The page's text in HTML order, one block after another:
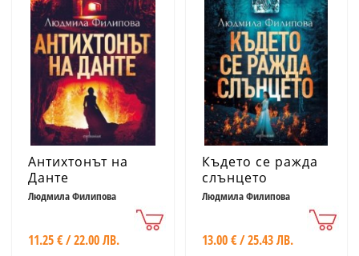
Антихтонът на
Данте
Людмила Филипова
11.25 € / 22.00 ЛВ.
Където се ражда
слънцето
Людмила Филипова
13.00 € / 25.43 ЛВ.